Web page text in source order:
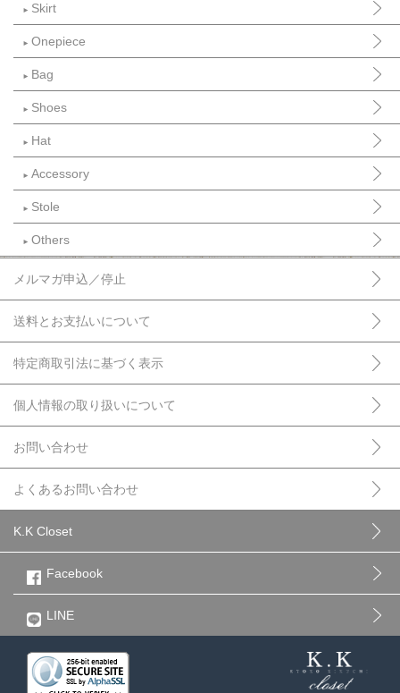
► Skirt
► Onepiece
► Bag
► Shoes
► Hat
► Accessory
► Stole
► Others
メルマガ申込／停止
送料とお支払いについて
特定商取引法に基づく表示
個人情報の取り扱いについて
お問い合わせ
よくあるお問い合わせ
K.K Closet
Facebook
LINE